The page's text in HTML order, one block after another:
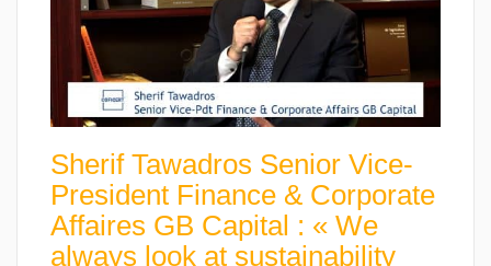
Sherif Tawadros Senior Vice-
President Finance & Corporate
Affaires GB Capital : « We
always look at sustainability